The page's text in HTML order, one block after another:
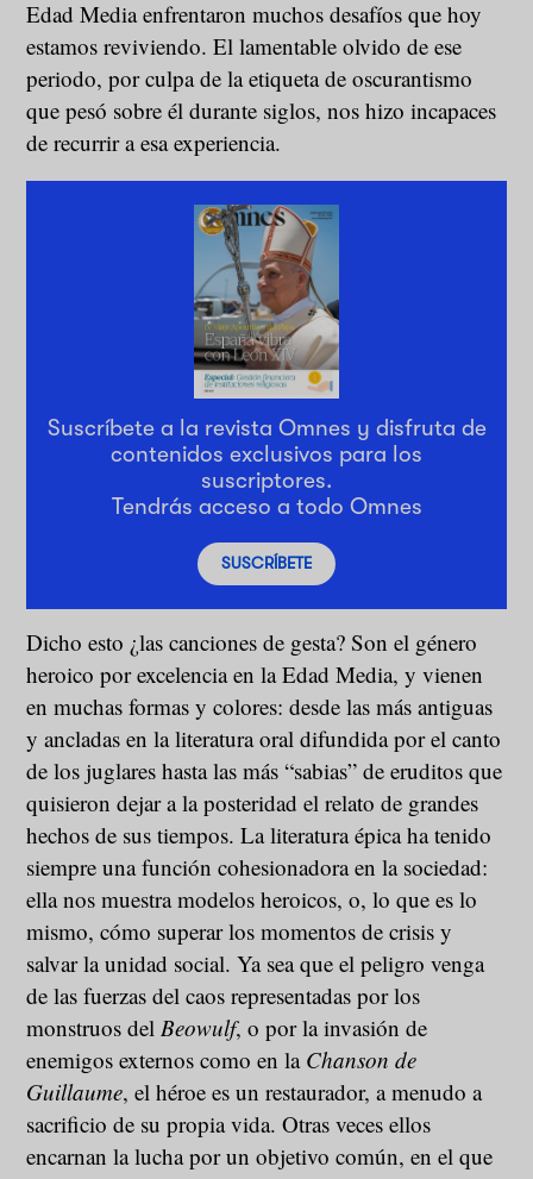
Edad Media enfrentaron muchos desafíos que hoy
estamos reviviendo. El lamentable olvido de ese
periodo, por culpa de la etiqueta de oscurantismo
que pesó sobre él durante siglos, nos hizo incapaces
de recurrir a esa experiencia.
Suscríbete a la revista Omnes y disfruta de
contenidos exclusivos para los
suscriptores.
Tendrás acceso a todo Omnes
SUSCRÍBETE
Dicho esto ¿las canciones de gesta? Son el género
heroico por excelencia en la Edad Media, y vienen
en muchas formas y colores: desde las más antiguas
y ancladas en la literatura oral difundida por el canto
de los juglares hasta las más “sabias” de eruditos que
quisieron dejar a la posteridad el relato de grandes
hechos de sus tiempos. La literatura épica ha tenido
siempre una función cohesionadora en la sociedad:
ella nos muestra modelos heroicos, o, lo que es lo
mismo, cómo superar los momentos de crisis y
salvar la unidad social. Ya sea que el peligro venga
de las fuerzas del caos representadas por los
monstruos del Beowulf, o por la invasión de
enemigos externos como en la Chanson de
Guillaume, el héroe es un restaurador, a menudo a
sacrificio de su propia vida. Otras veces ellos
encarnan la lucha por un objetivo común, en el que